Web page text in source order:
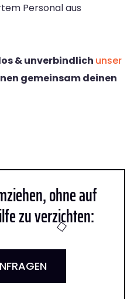
Personal aus
& unverbindlich unser
gemeinsam deinen
ohne auf
zu verzichten: